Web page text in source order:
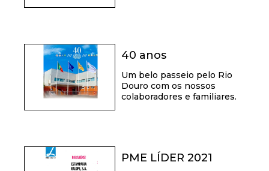
40 anos
Um belo passeio pelo Rio
Douro com os nossos
colaboradores e familiares.
PME LÍDER 2021